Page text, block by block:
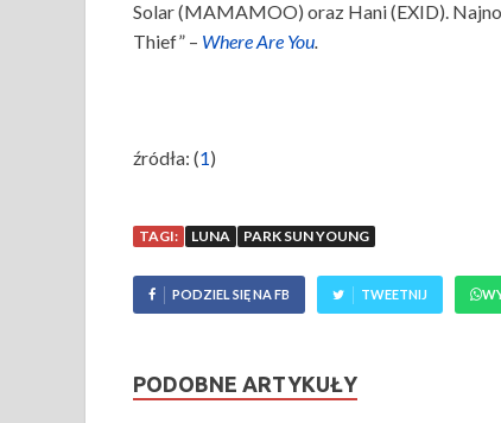
Solar (MAMAMOO) oraz Hani (EXID).
Thief” – Where Are You.
źródła: (1)
TAGI: LUNA PARK SUN YOUNG
PODZIEL SIĘ NA FB TWEETNIJ
PODOBNE ARTYKUŁY